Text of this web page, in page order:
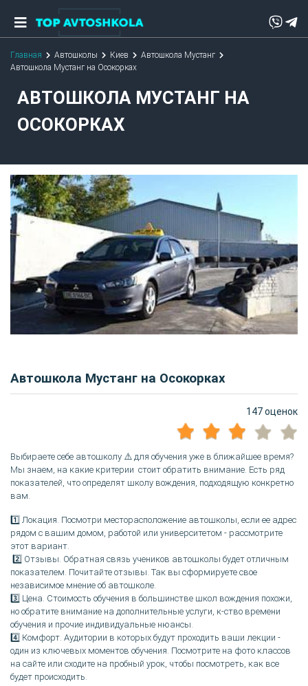
Главная Автошколы Киев
Автошкола Мустанг
Автошкола Мустанг на Осокорках
АВТОШКОЛА МУСТАНГ НА
ОСОКОРКАХ
Автошкола Мустанг на Осокорках
147 оценок
Выбираете себе автошколу ⚠️ для обучения уже в ближайшее время?
Мы знаем, на какие критерии стоит обратить внимание. Есть ряд
показателей, что определят школу вождения, подходящую конкретно
вам.
1️⃣ Локация. Посмотри месторасположение автошколы, если ее адрес
рядом с вашим домом, работой или университетом - рассмотрите
этот вариант.
2️⃣ Отзывы. Обратная связь учеников автошколы будет отличным
показателем. Почитайте отзывы. Так вы сформируете свое
независимое мнение об автошколе.
3️⃣ Цена. Стоимость обучения в большинстве школ вождения похожи,
но обратите внимание на дополнительные услуги, к-ство времени
обучения и прочие индивидуальные нюансы.
4️⃣ Комфорт. Аудитории в которых будут проходить ваши лекции -
один из ключевых моментов обучения. Посмотрите на фото классов
на сайте или сходите на пробный урок, чтобы посмотреть, как все
будет происходить.